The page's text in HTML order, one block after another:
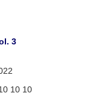
3
10 10